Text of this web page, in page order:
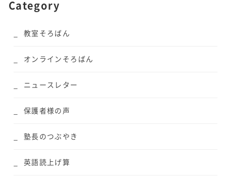
Category
教室そろばん
オンラインそろばん
ニュースレター
保護者様の声
塾長のつぶやき
英語読上げ算